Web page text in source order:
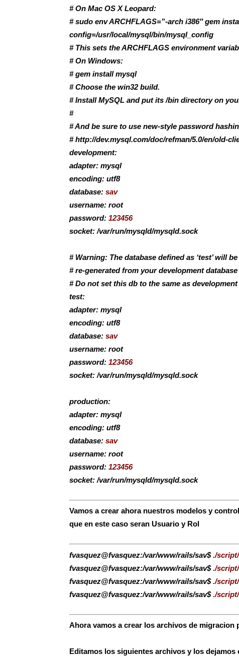
# On Mac OS X Leopard:
# sudo env ARCHFLAGS=”-arch i386″ gem
config=/usr/local/mysql/bin/mysql_config
# This sets the ARCHFLAGS environment
# On Windows:
# gem install mysql
# Choose the win32 build.
# Install MySQL and put its /bin directory on
#
# And be sure to use new-style password
# http://dev.mysql.com/doc/refman/5.0/en/old-
development:
adapter: mysql
encoding: utf8
database: sav
username: root
password: 123456
socket: /var/run/mysqld/mysqld.sock
# Warning: The database defined as ‘test’ will
# re-generated from your development database
# Do not set this db to the same as
test:
adapter: mysql
encoding: utf8
database: sav
username: root
password: 123456
socket: /var/run/mysqld/mysqld.sock
production:
adapter: mysql
encoding: utf8
database: sav
username: root
password: 123456
socket: /var/run/mysqld/mysqld.sock
Vamos a crear ahora nuestros modelos y
que en este caso seran Usuario y Rol
fvasquez@fvasquez:/var/www/rails/sav$./script/
fvasquez@fvasquez:/var/www/rails/sav$ ./
fvasquez@fvasquez:/var/www/rails/sav$./script/
fvasquez@fvasquez:/var/www/rails/sav$./
Ahora vamos a crear los archivos de migracion
Editamos los siguientes archivos y los dejamos